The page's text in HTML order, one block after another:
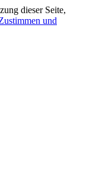
dieser Seite,
und